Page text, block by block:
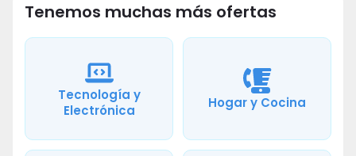
Tenemos muchas más ofertas
Tecnología y
Electrónica
Hogar y Cocina